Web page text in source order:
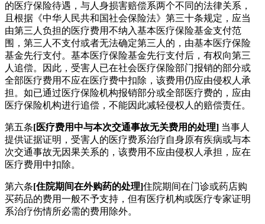
的医疗保险待遇，与人身损害赔偿系两个不同的法律关系，
且根据《中华人民共和国社会保险法》第三十条规定，应当
由第三人负担的医疗费用不纳入基本医疗保险基金支付范
围，第三人不支付或者无法确定第三人的，由基本医疗保险
基金先行支付。基本医疗保险基金先行支付后，有权向第三
人追偿。因此，受害人已在社会医疗保险部门报销的部分或
全部医疗费用不应在医疗费中扣除，该费用仍应由侵权人承
担。如已通过医疗保险机构报销部分或全部医疗费的，应由
医疗保险机构进行追偿，不能因此减轻侵权人的赔偿责任。
第五条[医疗费用中与本次交通事故无关费用的处理] 当事人
提供证据证明，受害人的医疗费系治疗自身原有疾病或与本
次交通事故无因果关系的，该费用不应由侵权人承担，应在
医疗费用中扣除。
第六条[住院期间在外购药的处理]住院期间在门诊或药店购
买药品的费用一般不予支持，但有医疗机构或医疗专家证明
系治疗伤情所必需的费用除外。